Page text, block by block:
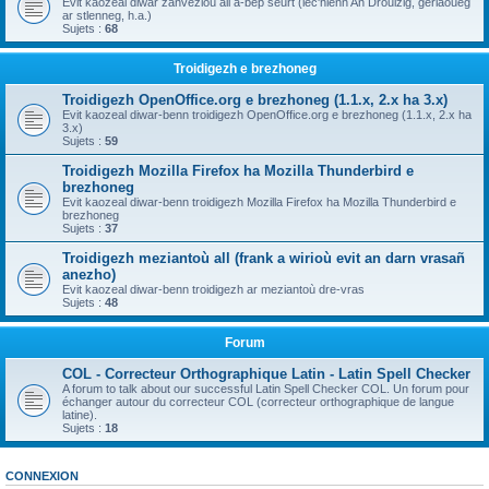
ar stlenneg, h.a.)
Sujets : 68
Troidigezh e brezhoneg
Troidigezh OpenOffice.org e brezhoneg (1.1.x, 2.x ha 3.x)
Evit kaozeal diwar-benn troidigezh OpenOffice.org e brezhoneg (1.1.x, 2.x ha
3.x)
Sujets : 59
Troidigezh Mozilla Firefox ha Mozilla Thunderbird e
brezhoneg
Evit kaozeal diwar-benn troidigezh Mozilla Firefox ha Mozilla Thunderbird e
brezhoneg
Sujets : 37
Troidigezh meziantoù all (frank a wirioù evit an darn vrasañ
anezho)
Evit kaozeal diwar-benn troidigezh ar meziantoù dre-vras
Sujets : 48
Forum
COL - Correcteur Orthographique Latin - Latin Spell Checker
A forum to talk about our successful Latin Spell Checker COL. Un forum pour
échanger autour du correcteur COL (correcteur orthographique de langue
latine).
Sujets : 18
CONNEXION